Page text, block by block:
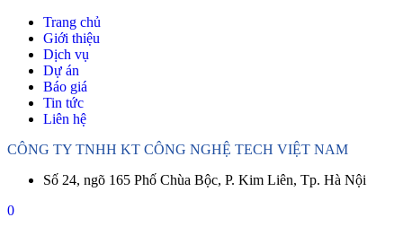
Trang chủ
Giới thiệu
Dịch vụ
Dự án
Báo giá
Tin tức
Liên hệ
CÔNG TY TNHH KT CÔNG NGHỆ TECH VIỆT NAM
Số 24, ngõ 165 Phố Chùa Bộc, P. Kim Liên, Tp. Hà Nội
0